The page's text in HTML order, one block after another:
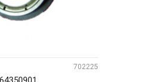
702225